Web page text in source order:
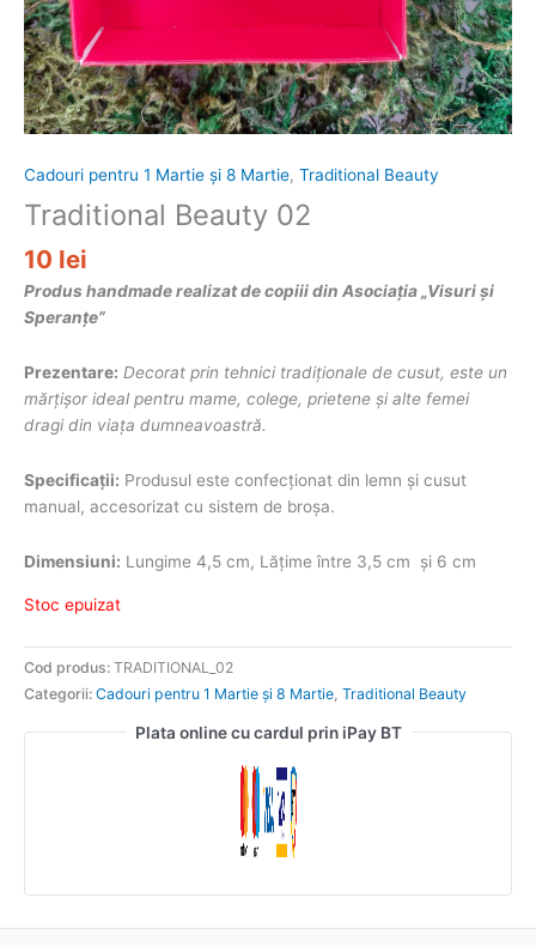
Cadouri pentru 1 Martie și 8 Martie, Traditional Beauty
Traditional Beauty 02
10 lei
Produs handmade realizat de copiii din Asociația „Visuri și
Speranțe”
Prezentare: Decorat prin tehnici tradiționale de cusut, este un
mărțișor ideal pentru mame, colege, prietene și alte femei
dragi din viața dumneavoastră.
Specificații: Produsul este confecționat din lemn și cusut
manual, accesorizat cu sistem de broșa.
Dimensiuni: Lungime 4,5 cm, Lățime între 3,5 cm și 6 cm
Stoc epuizat
Cod produs: TRADITIONAL_02
Categorii: Cadouri pentru 1 Martie și 8 Martie Traditional Beauty
Plata online cu cardul prin iPay BT